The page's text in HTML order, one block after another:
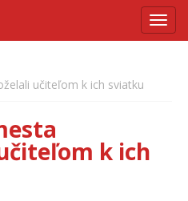
učiteľom k ich sviatku
k ich